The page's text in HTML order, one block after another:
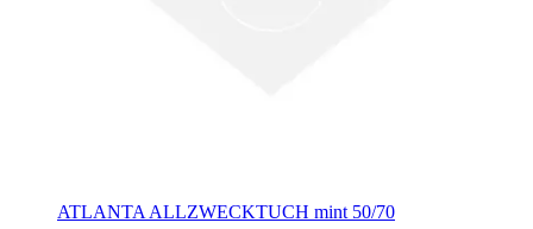
ATLANTA ALLZWECKTUCH mint 50/70